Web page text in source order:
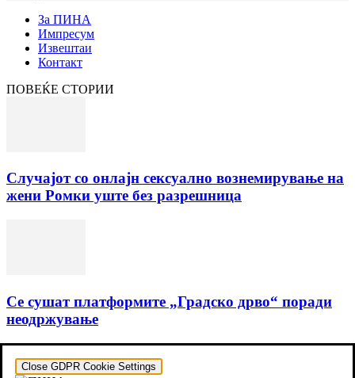
За ПИНА
Импресум
Извештаи
Контакт
ПОВЕЌЕ СТОРИИ
Случајот со онлајн сексуално вознемирување на
жени Ромки уште без разрешница
Се сушат платформите „Градско дрво“ поради
неодржување
Close GDPR Cookie Settings